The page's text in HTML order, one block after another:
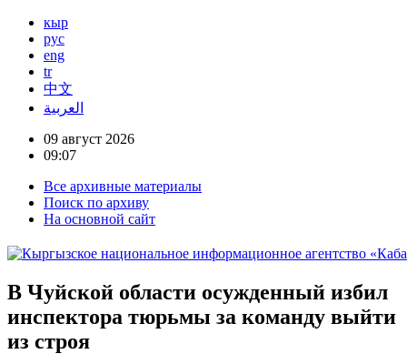
кыр
рус
eng
tr
中文
العربية
09 август 2026
09:07
Все архивные материалы
Поиск по архиву
На основной сайт
В Чуйской области осужденный избил
инспектора тюрьмы за команду выйти
из строя